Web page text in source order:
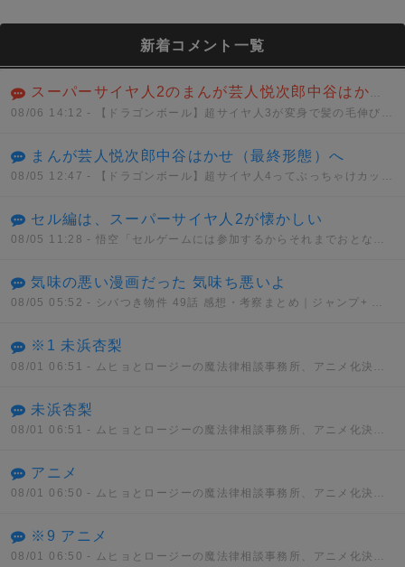
新着コメント一覧
スーパーサイヤ人2のまんが芸人悦次郎中谷はかせ（ハイパー）
08/06 14:12 - 【ドラゴンボール】超サイヤ人3が変身で髪の毛伸びるのは分かるけどさwwwwww
まんが芸人悦次郎中谷はかせ（最終形態）へ
08/05 12:47 - 【ドラゴンボール】超サイヤ人4ってぶっちゃけカッコイイと思う？？？
セル編は、スーパーサイヤ人2が懐かしい
08/05 11:28 - 悟空「セルゲームには参加するからそれまでおとなしくしてろ」セル「うん、わかった」
気味の悪い漫画だった 気味ち悪いよ
08/05 05:52 - シバつき物件 49話 感想・考察まとめ｜ジャンプ+ 大森えす 【読者の反応】
※1 未浜杏梨
08/01 06:51 - ムヒョとロージーの魔法律相談事務所、アニメ化決定！！
未浜杏梨
08/01 06:51 - ムヒョとロージーの魔法律相談事務所、アニメ化決定！！
アニメ
08/01 06:50 - ムヒョとロージーの魔法律相談事務所、アニメ化決定！！
※9 アニメ
08/01 06:50 - ムヒョとロージーの魔法律相談事務所、アニメ化決定！！